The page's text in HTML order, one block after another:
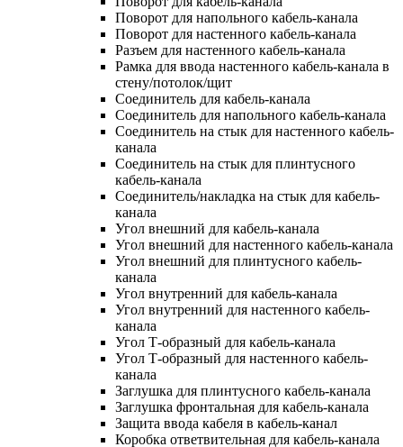
Поворот для напольного кабель-канала
Поворот для настенного кабель-канала
Разъем для настенного кабель-канала
Рамка для ввода настенного кабель-канала в
стену/потолок/щит
Соединитель для кабель-канала
Соединитель для напольного кабель-канала
Соединитель на стык для настенного кабель-
канала
Соединитель на стык для плинтусного
кабель-канала
Соединитель/накладка на стык для кабель-
канала
Угол внешний для кабель-канала
Угол внешний для настенного кабель-канала
Угол внешний для плинтусного кабель-
канала
Угол внутренний для кабель-канала
Угол внутренний для настенного кабель-
канала
Угол Т-образный для кабель-канала
Угол Т-образный для настенного кабель-
канала
Заглушка для плинтусного кабель-канала
Заглушка фронтальная для кабель-канала
Защита ввода кабеля в кабель-канал
Коробка ответвительная для кабель-канала